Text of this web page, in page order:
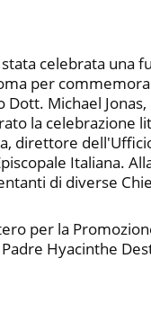
celebrata una
per
Dott. Michael
la celebrazione
direttore
Italiana.
di diverse
per la
Hyacinthe